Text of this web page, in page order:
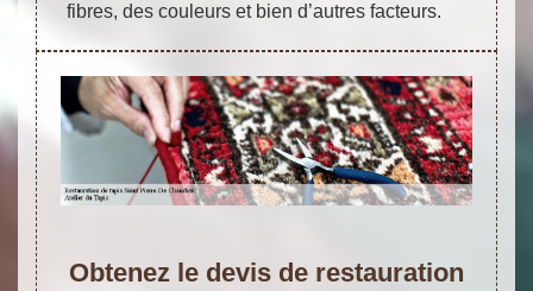
fibres, des couleurs et bien d’autres facteurs.
Obtenez le devis de restauration